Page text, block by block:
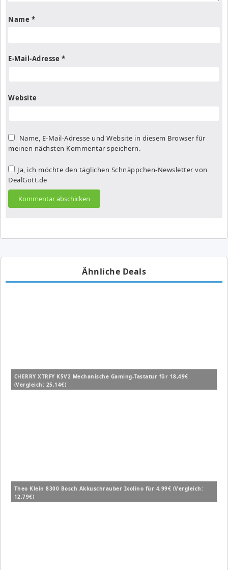
Name *
E-Mail-Adresse *
Website
Name, E-Mail-Adresse und Website in diesem Browser für
meinen nächsten Kommentar speichern.
Ja, ich möchte den täglichen Schnäppchen-Newsletter von
DealGott.de
Ähnliche Deals
CHERRY XTRFY K5V2 Mechanische Gaming-Tastatur für 18,49€
(Vergleich: 25,14€)
Theo Klein 8300 Bosch Akkuschrauber Ixolino für 4,99€ (Vergleich:
12,79€)